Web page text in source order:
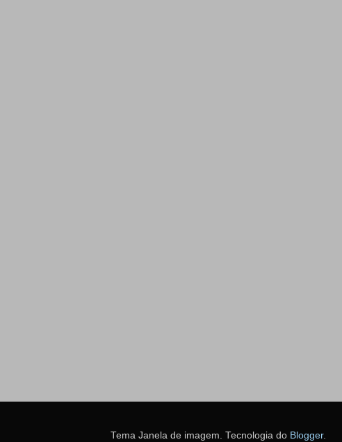
Tema Janela de imagem. Tecnologia do Blogger.